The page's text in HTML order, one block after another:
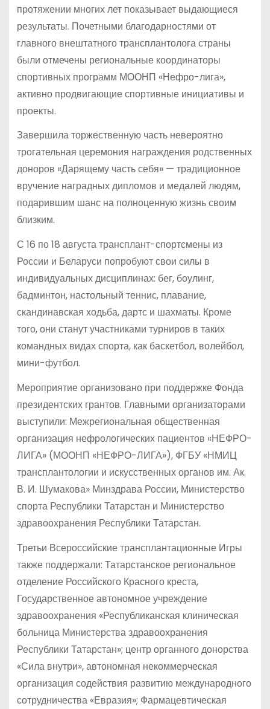
протяжении многих лет показывает выдающиеся
результаты. Почетными благодарностями от
главного внештатного трансплантолога страны
были отмечены региональные координаторы
спортивных программ МООНП «Нефро-лига»,
активно продвигающие спортивные инициативы и
проекты.
Завершила торжественную часть невероятно
трогательная церемония награждения родственных
доноров «Дарящему часть себя» — традиционное
вручение наградных дипломов и медалей людям,
подарившим шанс на полноценную жизнь своим
близким.
С 16 по 18 августа трансплант-спортсмены из
России и Беларуси попробуют свои силы в
индивидуальных дисциплинах: бег, боулинг,
бадминтон, настольный теннис, плавание,
скандинавская ходьба, дартс и шахматы. Кроме
того, они станут участниками турниров в таких
командных видах спорта, как баскетбол, волейбол,
мини-футбол.
Мероприятие организовано при поддержке Фонда
президентских грантов. Главными организаторами
выступили: Межрегиональная общественная
организация нефрологических пациентов «НЕФРО-
ЛИГА» (МООНП «НЕФРО-ЛИГА»), ФГБУ «НМИЦ
трансплантологии и искусственных органов им. Ак.
В. И. Шумакова» Минздрава России, Министерство
спорта Республики Татарстан и Министерство
здравоохранения Республики Татарстан.
Третьи Всероссийские трансплантационные Игры
также поддержали: Татарстанское региональное
отделение Российского Красного креста,
Государственное автономное учреждение
здравоохранения «Республиканская клиническая
больница Министерства здравоохранения
Республики Татарстан»; центр органного донорства
«Сила внутри», автономная некоммерческая
организация содействия развитию международного
сотрудничества «Евразия»; Фармацевтическая